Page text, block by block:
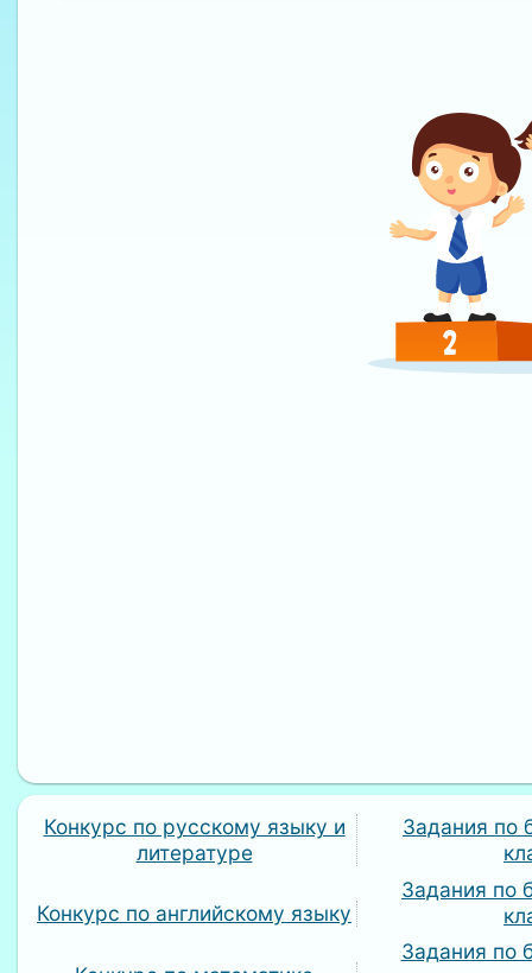
Конкурс по русскому языку и
литературе
Конкурс по английскому языку
Задания по
Задания по
Задания по